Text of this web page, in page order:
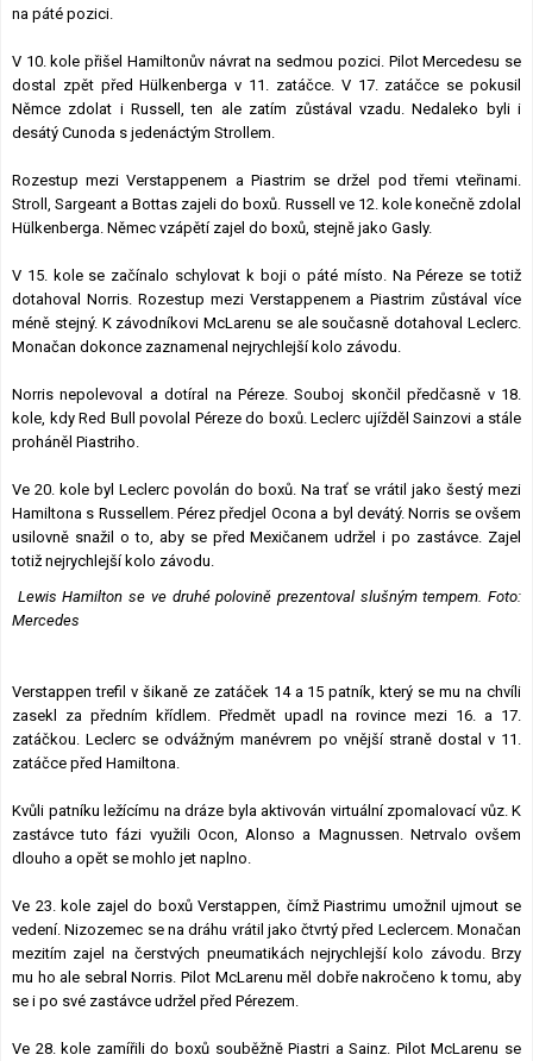
na páté pozici.
V 10. kole přišel Hamiltonův návrat na sedmou pozici. Pilot Mercedesu se
dostal zpět před Hülkenberga v 11. zatáčce. V 17. zatáčce se pokusil
Němce zdolat i Russell, ten ale zatím zůstával vzadu. Nedaleko byli i
desátý Cunoda s jedenáctým Strollem.
Rozestup mezi Verstappenem a Piastrim se držel pod třemi vteřinami.
Stroll, Sargeant a Bottas zajeli do boxů. Russell ve 12. kole konečně zdolal
Hülkenberga. Němec vzápětí zajel do boxů, stejně jako Gasly.
V 15. kole se začínalo schylovat k boji o páté místo. Na Péreze se totiž
dotahoval Norris. Rozestup mezi Verstappenem a Piastrim zůstával více
méně stejný. K závodníkovi McLarenu se ale současně dotahoval Leclerc.
Monačan dokonce zaznamenal nejrychlejší kolo závodu.
Norris nepolevoval a dotíral na Péreze. Souboj skončil předčasně v 18.
kole, kdy Red Bull povolal Péreze do boxů. Leclerc ujížděl Sainzovi a stále
proháněl Piastriho.
Ve 20. kole byl Leclerc povolán do boxů. Na trať se vrátil jako šestý mezi
Hamiltona s Russellem. Pérez předjel Ocona a byl devátý. Norris se ovšem
usilovně snažil o to, aby se před Mexičanem udržel i po zastávce. Zajel
totiž nejrychlejší kolo závodu.
Lewis Hamilton se ve druhé polovině prezentoval slušným tempem. Foto:
Mercedes
Verstappen trefil v šikaně ze zatáček 14 a 15 patník, který se mu na chvíli
zasekl za předním křídlem. Předmět upadl na rovince mezi 16. a 17.
zatáčkou. Leclerc se odvážným manévrem po vnější straně dostal v 11.
zatáčce před Hamiltona.
Kvůli patníku ležícímu na dráze byla aktivován virtuální zpomalovací vůz. K
zastávce tuto fázi využili Ocon, Alonso a Magnussen. Netrvalo ovšem
dlouho a opět se mohlo jet naplno.
Ve 23. kole zajel do boxů Verstappen, čímž Piastrimu umožnil ujmout se
vedení. Nizozemec se na dráhu vrátil jako čtvrtý před Leclercem. Monačan
mezitím zajel na čerstvých pneumatikách nejrychlejší kolo závodu. Brzy
mu ho ale sebral Norris. Pilot McLarenu měl dobře nakročeno k tomu, aby
se i po své zastávce udržel před Pérezem.
Ve 28. kole zamířili do boxů souběžně Piastri a Sainz. Pilot McLarenu se